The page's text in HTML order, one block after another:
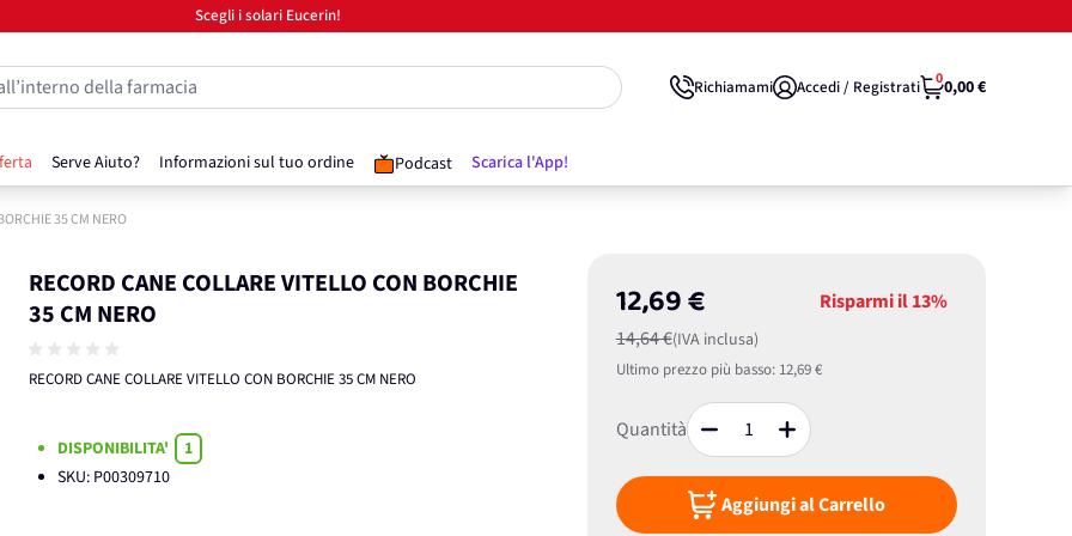
Scegli i solari Eucerin!
Serve Aiuto? Informazioni sul tuo ordine Podcast Scarica l'App!
della farmacia Richiamami Accedi / Registrati 00,00 €
35 CM NERO
RECORD CANE COLLARE VITELLO CON BORCHIE
35 CM NERO
RECORD CANE COLLARE VITELLO CON BORCHIE 35 CM NERO
12,69 €
14,64 €(IVA inclusa)
Risparmi il13%
Ultimo prezzo più basso: 12,69 €
Quantità
Aggiungi al Carrello
DISPONIBILITA'
1
SKU: P00309710